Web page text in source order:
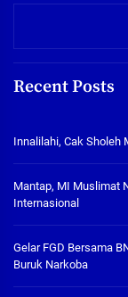
Recent Posts
Innalilahi, Cak Sholeh
Mantap, MI Muslimat
Internasional
Gelar FGD Bersama
Buruk Narkoba